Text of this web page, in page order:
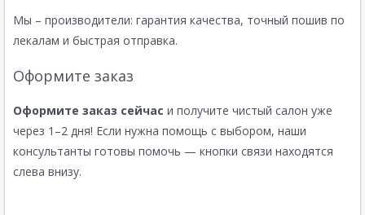
Мы – производители: гарантия качества, точный пошив по
лекалам и быстрая отправка.
Оформите заказ
Оформите заказ сейчас и получите чистый салон уже
через 1–2 дня! Если нужна помощь с выбором, наши
консультанты готовы помочь — кнопки связи находятся
слева внизу.